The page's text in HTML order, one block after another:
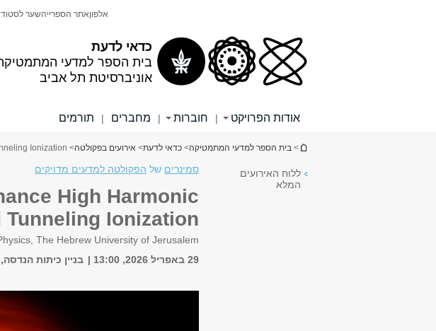
כדאי לדעת
בית הספר למדעי
אוניברסיטת תל אביב
אלפוןאתר הספרייהשער
אודות הפרויקט | חוברות | מחברים | תורמים
הינך נמצא כאן
> בית הספר למדעי המתמטיקה> כדאי לדעת> אירועים בפקולטה> LMI Seminar: Resonance High Harmonic Generation and Tunneling Ionization
ללוח האירועים
המלא
סמינרים של הפקולטה למדעים מדויקים
High Harmonic
Tunneling Ionization
The Hebrew University of Jerusalem
29 באפריל 2026, 13:00
בניין כיתות הנדסה,